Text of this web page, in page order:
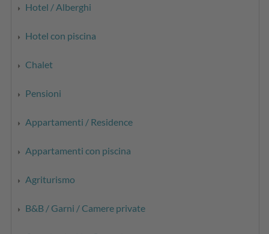
Hotel / Alberghi
Hotel con piscina
Chalet
Pensioni
Appartamenti / Residence
Appartamenti con piscina
Agriturismo
B&B / Garni / Camere private